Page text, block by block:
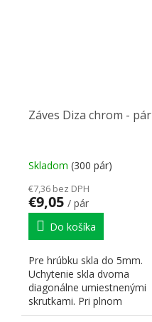
Záves Diza chrom - pár
Skladom (300 pár)
€7,36 bez DPH
€9,05 / pár
Do košíka
Pre hrúbku skla do 5mm.
Uchytenie skla dvoma
diagonálne umiestnenými
skrutkami. Pri plnom
vsunutí skla do závesu je...